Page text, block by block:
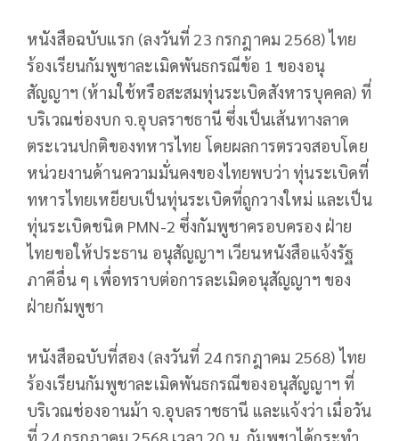
หนังสือฉบับแรก (ลงวันที่ 23 กรกฎาคม 2568) ไทย
ร้องเรียนกัมพูชาละเมิดพันธกรณีข้อ 1 ของอนุ
สัญญาฯ (ห้ามใช้หรือสะสมทุ่นระเบิดสังหารบุคคล) ที่
บริเวณช่องบก จ.อุบลราชธานี ซึ่งเป็นเส้นทางลาด
ตระเวนปกติของทหารไทย โดยผลการตรวจสอบโดย
หน่วยงานด้านความมั่นคงของไทยพบว่า ทุ่นระเบิดที่
ทหารไทยเหยียบเป็นทุ่นระเบิดที่ถูกวางใหม่ และเป็น
ทุ่นระเบิดชนิด PMN-2 ซึ่งกัมพูชาครอบครอง ฝ่าย
ไทยขอให้ประธาน อนุสัญญาฯ เวียนหนังสือแจ้งรัฐ
ภาคีอื่น ๆ เพื่อทราบต่อการละเมิดอนุสัญญาฯ ของ
ฝ่ายกัมพูชา
หนังสือฉบับที่สอง (ลงวันที่ 24 กรกฎาคม 2568) ไทย
ร้องเรียนกัมพูชาละเมิดพันธกรณีของอนุสัญญาฯ ที่
บริเวณช่องอานม้า จ.อุบลราชธานี และแจ้งว่า เมื่อวัน